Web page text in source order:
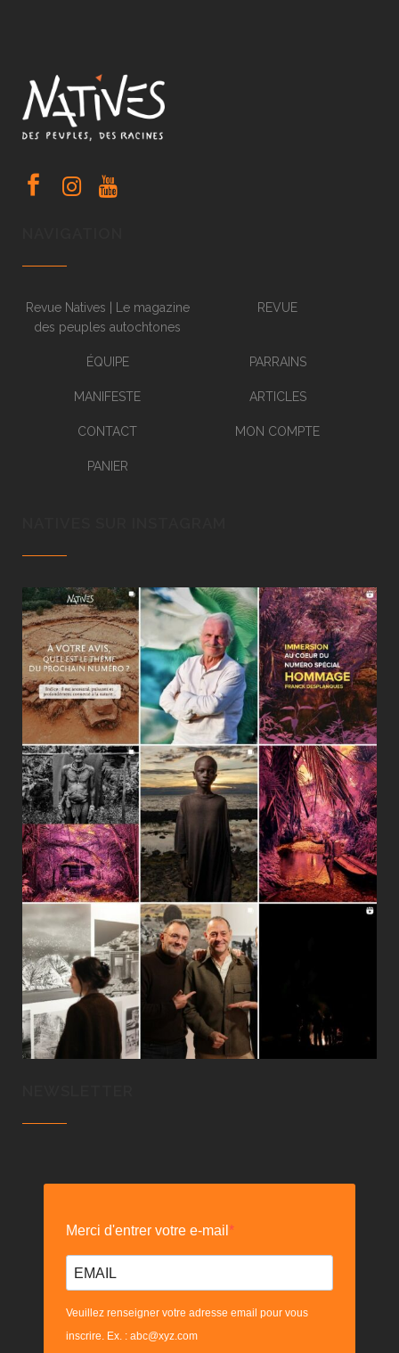
Revue Natives | Le magazine
des peuples autochtones
REVUE
ÉQUIPE PARRAINS
MANIFESTE ARTICLES
CONTACT MON COMPTE
PANIER
Merci d'entrer votre e-mail
Veuillez renseigner votre adresse email pour vous
inscrire. Ex. : abc@xyz.com